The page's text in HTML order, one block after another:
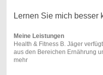
Lernen Sie mich besser
Meine Leistungen
Health & Fitness B. Jäger
aus den Bereichen Ernährung
mehr